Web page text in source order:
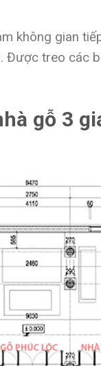
không gian
Được treo các
gỗ 3